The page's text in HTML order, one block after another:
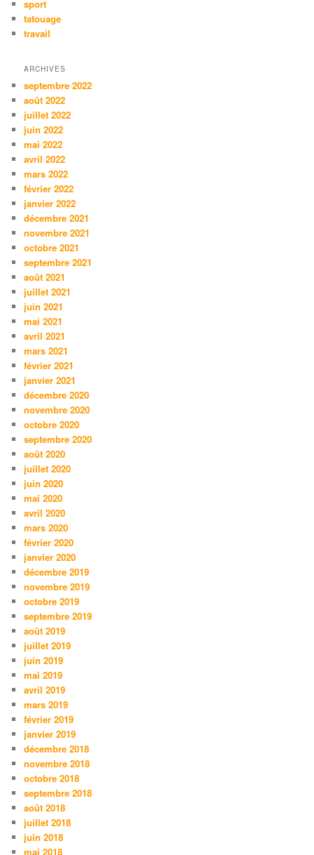
sport
tatouage
travail
ARCHIVES
septembre 2022
août 2022
juillet 2022
juin 2022
mai 2022
avril 2022
mars 2022
février 2022
janvier 2022
décembre 2021
novembre 2021
octobre 2021
septembre 2021
août 2021
juillet 2021
juin 2021
mai 2021
avril 2021
mars 2021
février 2021
janvier 2021
décembre 2020
novembre 2020
octobre 2020
septembre 2020
août 2020
juillet 2020
juin 2020
mai 2020
avril 2020
mars 2020
février 2020
janvier 2020
décembre 2019
novembre 2019
octobre 2019
septembre 2019
août 2019
juillet 2019
juin 2019
mai 2019
avril 2019
mars 2019
février 2019
janvier 2019
décembre 2018
novembre 2018
octobre 2018
septembre 2018
août 2018
juillet 2018
juin 2018
mai 2018